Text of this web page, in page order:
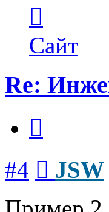
пользователя
JSW
Сайт
Re:
#4 JSW